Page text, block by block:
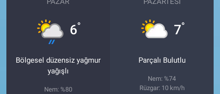
6°
Bölgesel düzensiz yağmur
yağışlı
Nem: %80
7°
Parçalı Bulutlu
Nem: %74
Rüzgar: 10 km/h